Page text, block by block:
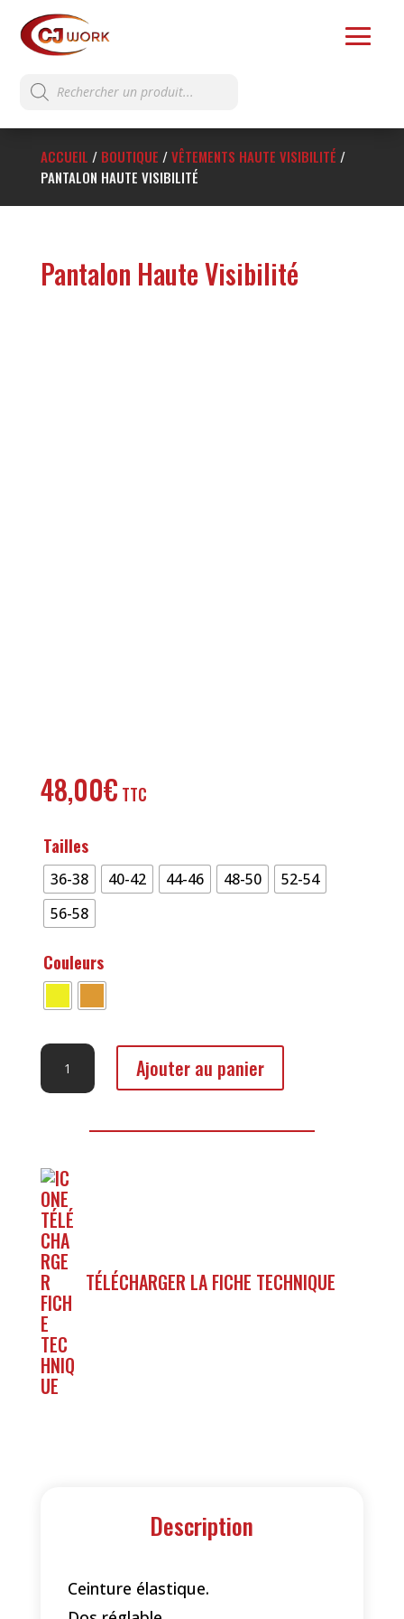
de
produits
ACCUEIL / BOUTIQUE /VÊTEMENTS HAUTE VISIBILITÉ /
PANTALON HAUTE VISIBILITÉ
Pantalon Haute Visibilité
48,00€
Tailles
36-38 40-42 44-46 48-50
52-54
56-58
Couleurs
quantité
Pantalon
Visibilité
Ajouter au panier
TÉLÉCHARGER LA FICHE TECHNIQUE
Description
Ceinture élastique.